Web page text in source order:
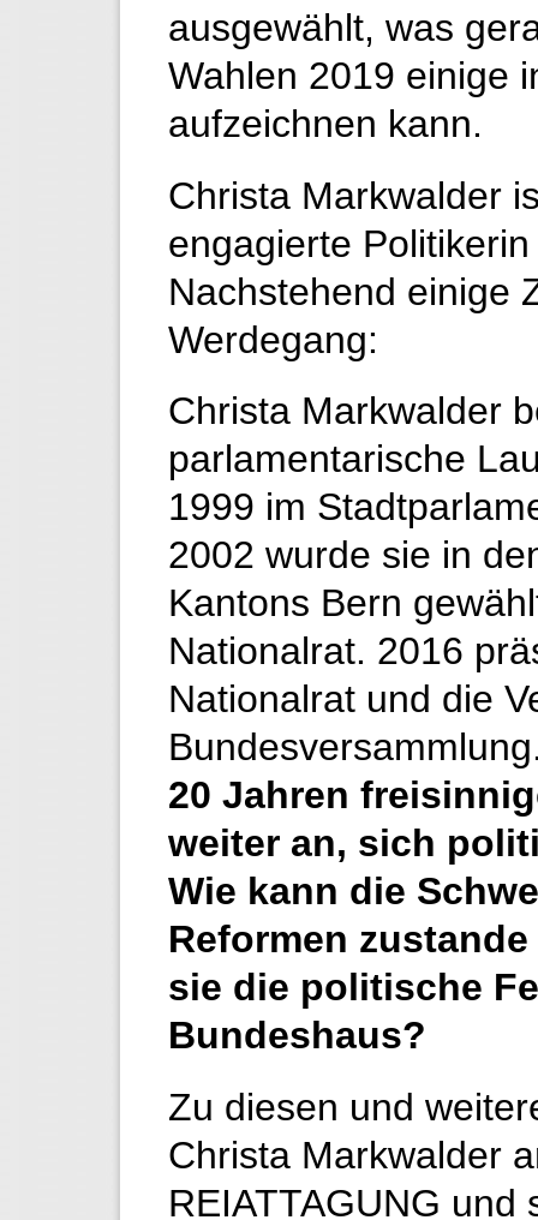
ausgewählt, was
Wahlen 2019 einige
aufzeichnen kann.
Christa Markwalder
engagierte
Nachstehend einige
Werdegang:
Christa Markwalder
parlamentarische
1999 im
2002 wurde sie in
Kantons Bern
Nationalrat. 2016
Nationalrat und die
20 Jahren
weiter an, sich
Wie kann die
Reformen
sie die politische
Bundeshaus?
Zu diesen und
Christa Markwalder
REIATTAGUNG und